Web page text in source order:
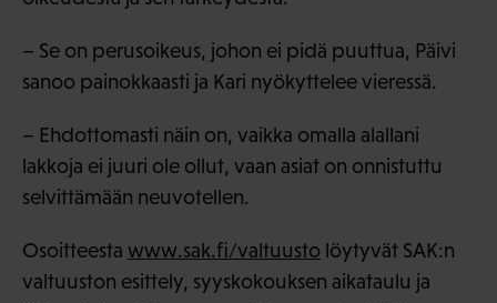
– Se on perusoikeus, johon ei pidä puuttua, Päivi
sanoo painokkaasti ja Kari nyökyttelee vieressä.
– Ehdottomasti näin on, vaikka omalla alallani
lakkoja ei juuri ole ollut, vaan asiat on onnistuttu
selvittämään neuvotellen.
Osoitteesta www.sak.fi/valtuusto löytyvät SAK:n
valtuuston esittely, syyskokouksen aikataulu ja